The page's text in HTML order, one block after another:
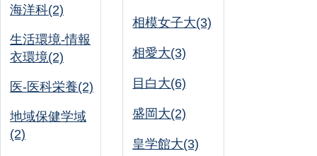
海洋科(2)
生活環境-情報
衣環境(2)
医-医科栄養(2)
地域保健学域
(2)
相模女子大(3)
相愛大(3)
目白大(6)
盛岡大(2)
皇学館大(3)